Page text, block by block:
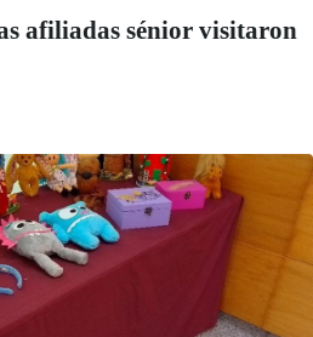
afiliadas sénior visitaron